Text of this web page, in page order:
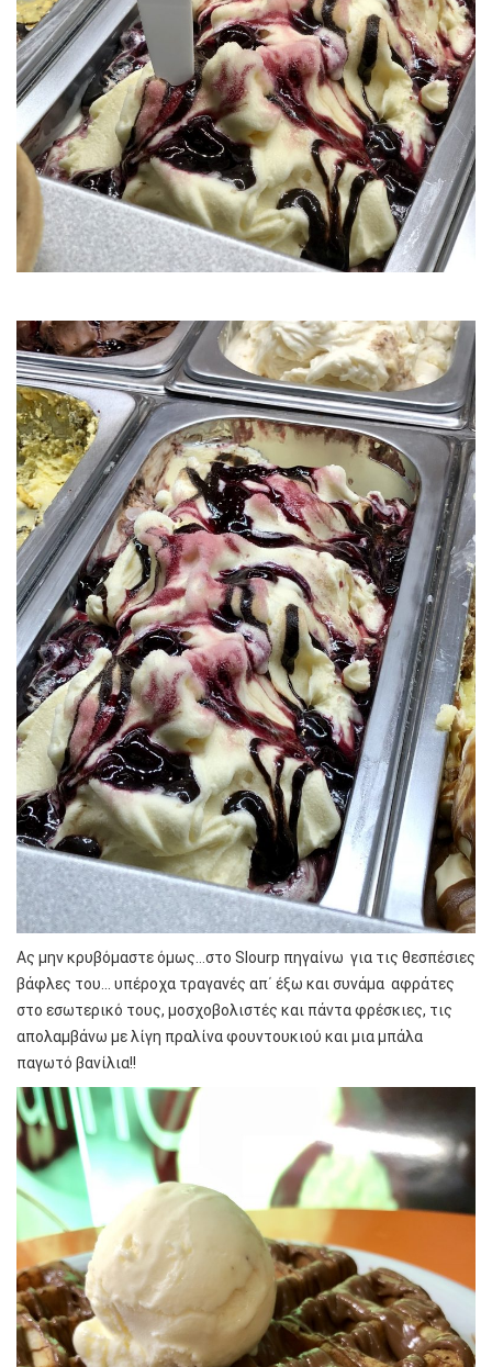
Ας μην κρυβόμαστε όμως…στο Slourp πηγαίνω για τις θεσπέσιες
βάφλες του… υπέροχα τραγανές απ΄ έξω και συνάμα αφράτες
στο εσωτερικό τους, μοσχοβολιστές και πάντα φρέσκιες, τις
απολαμβάνω με λίγη πραλίνα φουντουκιού και μια μπάλα
παγωτό βανίλια!!